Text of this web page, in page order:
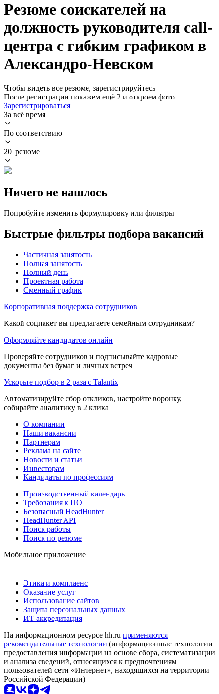
Резюме соискателей на
должность руководителя call-
центра с гибким графиком в
Александро-Невском
Чтобы видеть все резюме, зарегистрируйтесь
После регистрации покажем ещё 2 и откроем фото
Зарегистрироваться
За всё время
По соответствию
20 резюме
Ничего не нашлось
Попробуйте изменить формулировку или фильтры
Быстрые фильтры подбора вакансий
Частичная занятость
Полная занятость
Полный день
Проектная работа
Сменный график
Корпоративная поддержка сотрудников
Какой соцпакет вы предлагаете семейным сотрудникам?
Оформляйте кандидатов онлайн
Проверяйте сотрудников и подписывайте кадровые
документы без бумаг и личных встреч
Ускорьте подбор в 2 раза с Talantix
Автоматизируйте сбор откликов, настройте воронку,
собирайте аналитику в 2 клика
О компании
Наши вакансии
Партнерам
Реклама на сайте
Новости и статьи
Инвесторам
Кандидаты по профессиям
Производственный календарь
Требования к ПО
Безопасный HeadHunter
HeadHunter API
Поиск работы
Поиск по резюме
Мобильное приложение
Этика и комплаенс
Оказание услуг
Использование сайтов
Защита персональных данных
ИТ аккредитация
На информационном ресурсе hh.ru применяются
рекомендательные технологии (информационные технологии
предоставления информации на основе сбора, систематизации
и анализа сведений, относящихся к предпочтениям
пользователей сети «Интернет», находящихся на территории
Российской Федерации)